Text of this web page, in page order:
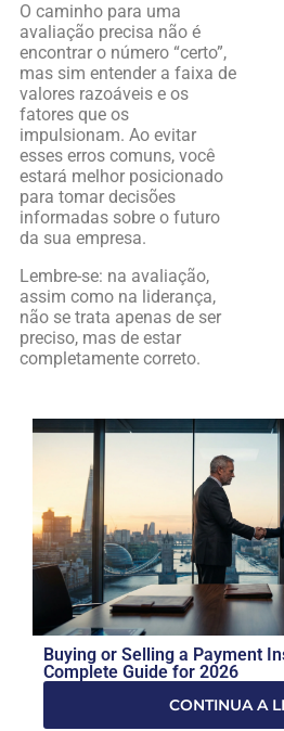
O caminho para uma
avaliação precisa não é
encontrar o número “certo”,
mas sim entender a faixa de
valores razoáveis ​​e os
fatores que os
impulsionam. Ao evitar
esses erros comuns, você
estará melhor posicionado
para tomar decisões
informadas sobre o futuro
da sua empresa.
Lembre-se: na avaliação,
assim como na liderança,
não se trata apenas de ser
preciso, mas de estar
completamente correto.
Buying or Selling a Payment
Complete Guide for 2026
CONTINUA A